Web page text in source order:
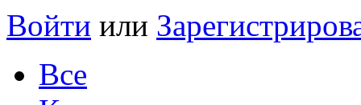
Войти или
Все